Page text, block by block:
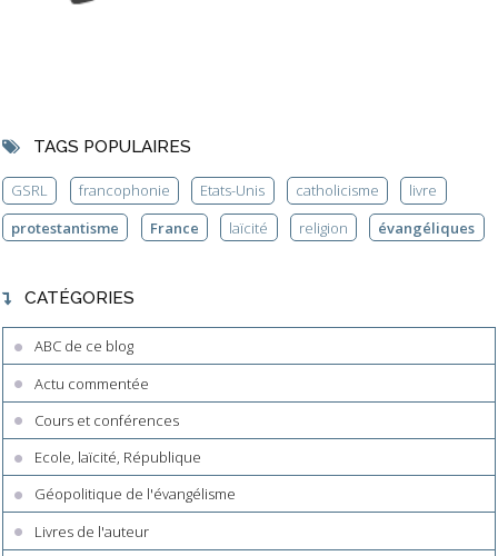
TAGS POPULAIRES
GSRL francophonie Etats-Unis catholicisme
livre
protestantisme
France laïcité religion évangéliques
CATÉGORIES
ABC de ce blog
Actu commentée
Cours et conférences
Ecole, laïcité, République
Géopolitique de l'évangélisme
Livres de l'auteur